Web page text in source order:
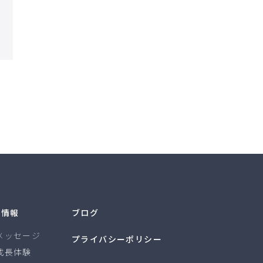
報
ッセージ
長体験
ブログ
プライバシーポリシー